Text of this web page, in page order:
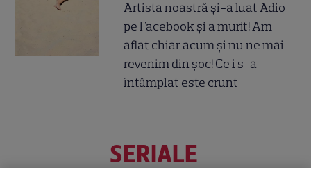
Artista noastră și-a luat Adio
pe Facebook și a murit! Am
aflat chiar acum și nu ne mai
revenim din șoc! Ce i s-a
întâmplat este crunt
SERIALE